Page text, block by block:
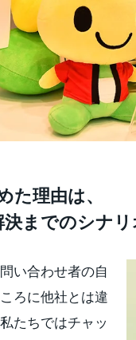
た理由は、
までのシナ
い合わせ者の自
ろに他社とは違
たちではチャッ